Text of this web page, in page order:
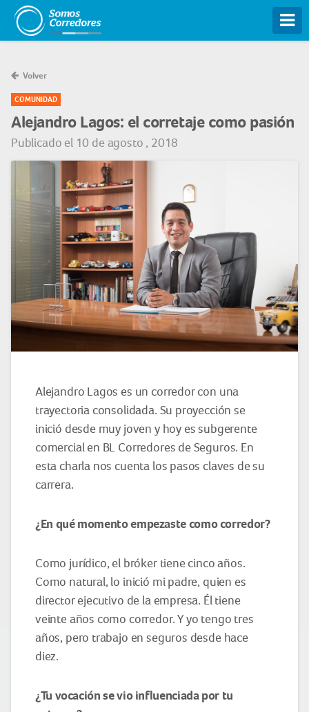
Volver
COMUNIDAD
Alejandro Lagos: el corretaje como pasión
Publicado el 10 de agosto , 2018
Alejandro Lagos es un corredor con una
trayectoria consolidada. Su proyección se
inició desde muy joven y hoy es subgerente
comercial en BL Corredores de Seguros. En
esta charla nos cuenta los pasos claves de su
carrera.
¿En qué momento empezaste como corredor?
Como jurídico, el bróker tiene cinco años.
Como natural, lo inició mi padre, quien es
director ejecutivo de la empresa. Él tiene
veinte años como corredor. Y yo tengo tres
años, pero trabajo en seguros desde hace
diez.
¿Tu vocación se vio influenciada por tu